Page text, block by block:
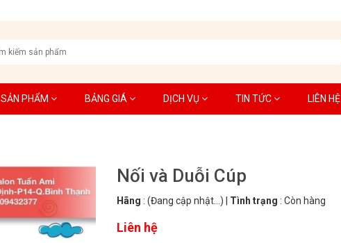
SẢN PHẨM BẢNG GIÁ DỊCH VỤ TIN TỨC LIÊN HỆ
Nối và Duỗi Cúp
Hãng : (Đang cập nhật...) Tình trạng : Còn hàng
Liên hệ